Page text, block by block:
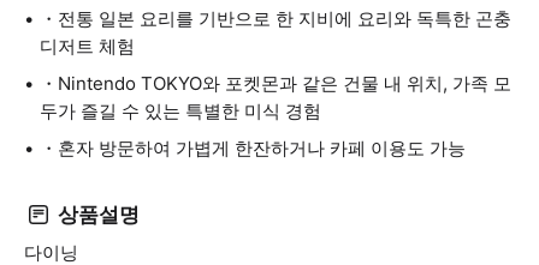
・전통 일본 요리를 기반으로 한 지비에 요리와 독특한 곤충
디저트 체험
・Nintendo TOKYO와 포켓몬과 같은 건물 내 위치, 가족 모
두가 즐길 수 있는 특별한 미식 경험
・혼자 방문하여 가볍게 한잔하거나 카페 이용도 가능
상품설명
다이닝